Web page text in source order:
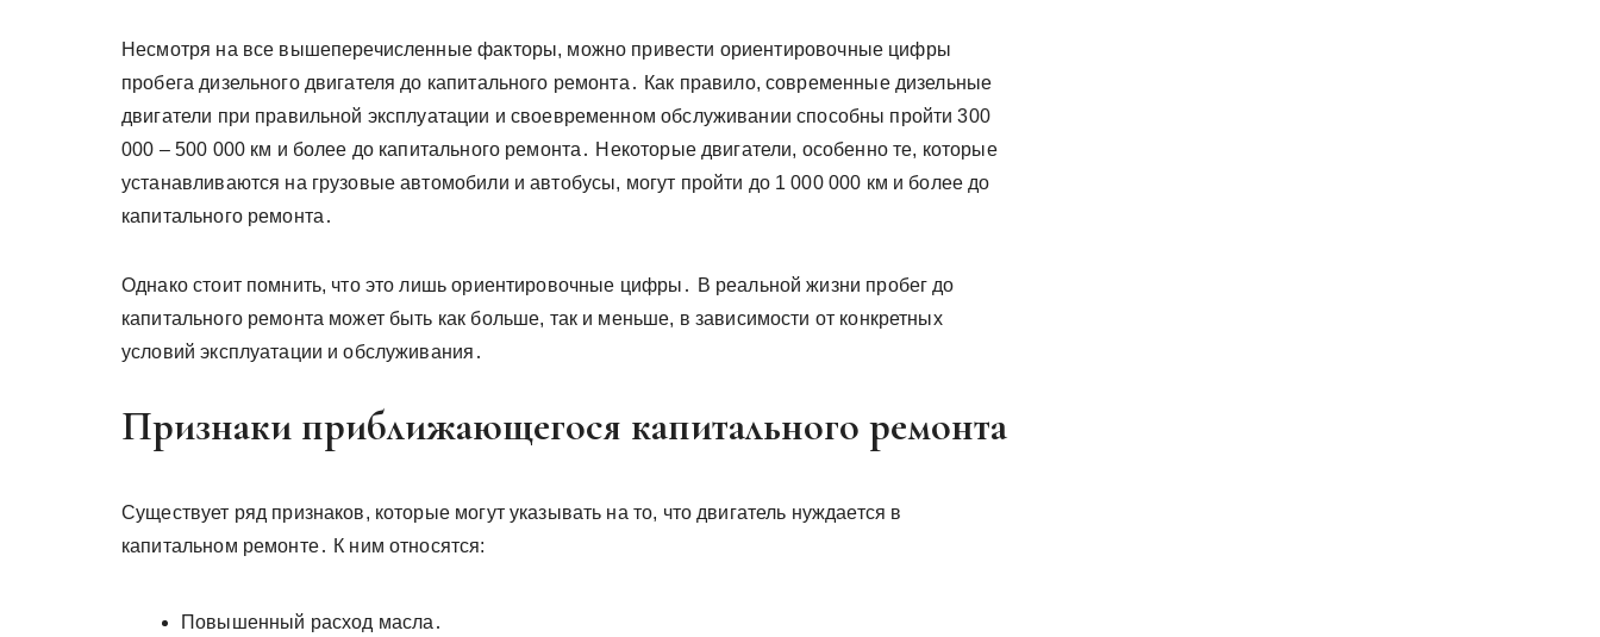
Несмотря на все вышеперечисленные факторы, можно привести ориентировочные цифры
пробега дизельного двигателя до капитального ремонта․ Как правило, современные дизельные
двигатели при правильной эксплуатации и своевременном обслуживании способны пройти 300
000 – 500 000 км и более до капитального ремонта․ Некоторые двигатели, особенно те, которые
устанавливаются на грузовые автомобили и автобусы, могут пройти до 1 000 000 км и более до
капитального ремонта․
Однако стоит помнить, что это лишь ориентировочные цифры․ В реальной жизни пробег до
капитального ремонта может быть как больше, так и меньше, в зависимости от конкретных
условий эксплуатации и обслуживания․
Признаки приближающегося капитального ремонта
Существует ряд признаков, которые могут указывать на то, что двигатель нуждается в
капитальном ремонте․ К ним относятся:
Повышенный расход масла․